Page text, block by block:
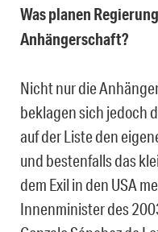
Was planen
Anhängerschaft?
Nicht nur die
beklagen sich jedoch
auf der Liste den
und bestenfalls das
dem Exil in den USA
Innenminister des